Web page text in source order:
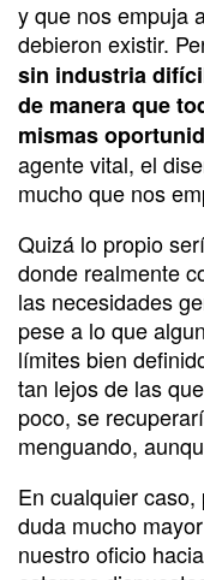
y que nos empuja
debieron existir.
sin industria
de manera que
mismas
agente vital, el
mucho que nos
Quizá lo propio
donde realmente
las necesidades
pese a lo que
límites bien
tan lejos de las
poco, se
menguando,
En cualquier
duda mucho
nuestro oficio